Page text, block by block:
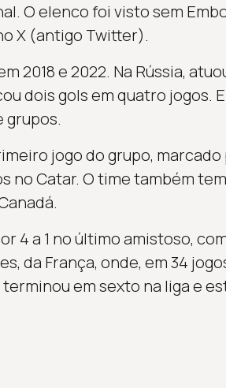
O elenco foi visto sem
X (antigo Twitter).
2018 e 2022. Na Rússia,
dois gols em quatro jogos.
grupos.
jogo do grupo, marcado
Catar. O time também
4 a 1 no último amistoso,
da França, onde, em 34
em sexto na liga e